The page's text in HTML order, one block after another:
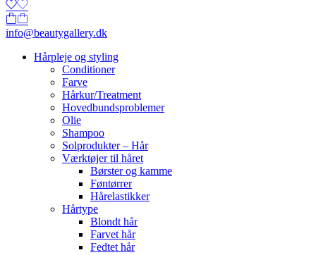
info@beautygallery.dk
Hårpleje og styling
Conditioner
Farve
Hårkur/Treatment
Hovedbundsproblemer
Olie
Shampoo
Solprodukter – Hår
Værktøjer til håret
Børster og kamme
Føntørrer
Hårelastikker
Hårtype
Blondt hår
Farvet hår
Fedtet hår